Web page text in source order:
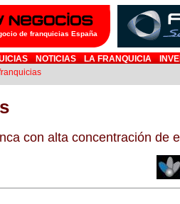
de franquicias España
NOTICIAS LA FRANQUICIA
con alta concentración de